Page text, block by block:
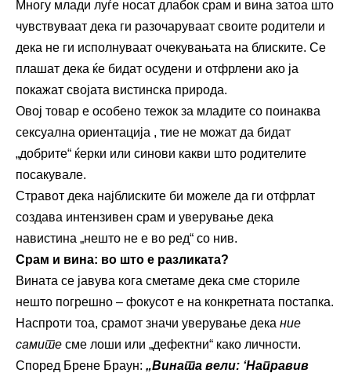
Многу млади луѓе носат длабок срам и вина затоа што
чувствуваат дека ги разочаруваат своите родители и
дека не ги исполнуваат очекувањата на блиските. Се
плашат дека ќе бидат осудени и отфрлени ако ја
покажат својата вистинска природа.
Овој товар е особено тежок за младите со поинаква
сексуална ориентација , тие не можат да бидат
„добрите“ ќерки или синови какви што родителите
посакувале.
Стравот дека најблиските би можеле да ги отфрлат
создава интензивен срам и уверување дека
навистина „нешто не е во ред“ со нив.
Срам и вина: во што е разликата?
Вината се јавува кога сметаме дека сме сториле
нешто погрешно – фокусот е на конкретната постапка.
Наспроти тоа, срамот значи уверување дека ние
самите сме лоши или „дефектни“ како личности.
Според Брене Браун: „Вината вели: ‘Направив